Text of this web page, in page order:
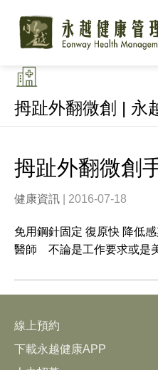
拇趾外翻微創 | 永
拇趾外翻微創
健康資訊 | 2016-07-18
免用鋼針固定 復原快 降低
醫師 不論是工作要求或是
線上預約
下載永越健康APP